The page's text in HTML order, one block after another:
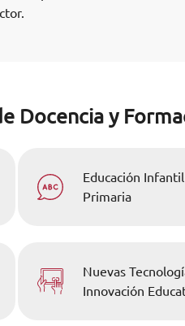
Docencia y
Educación
Primaria
Nuevas
Innovación